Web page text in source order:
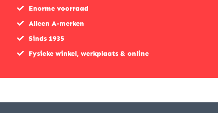
Enorme voorraad
Alleen A-merken
Sinds 1935
Fysieke winkel, werkplaats & online